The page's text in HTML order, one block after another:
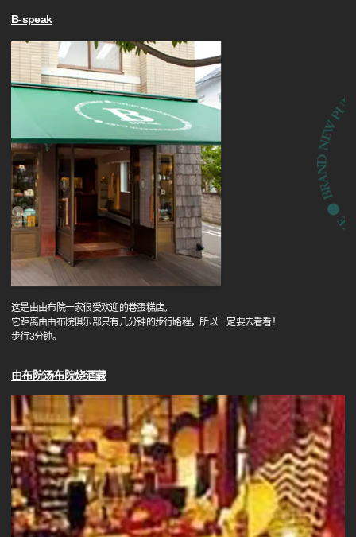
B-speak
这是由由布院一家很受欢迎的卷蛋糕店。
它距离由由布院俱乐部只有几分钟的步行路程，所以一定要去看看！
步行3分钟。
由布院汤布院烧酒藏